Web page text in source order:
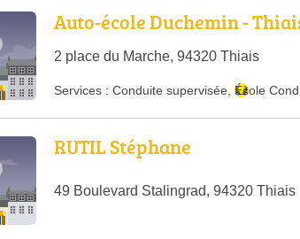
Auto-école Duchemin -
2 place du Marche, 94320 Thiais
Services : Conduite supervisée École
RUTIL Stéphane
49 Boulevard Stalingrad, 94320 Thiais